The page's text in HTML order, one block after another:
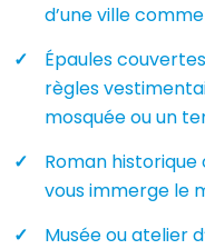
d’une ville
Épaules
règles
mosquée ou un
Roman
vous immerge le
Musée ou atelier